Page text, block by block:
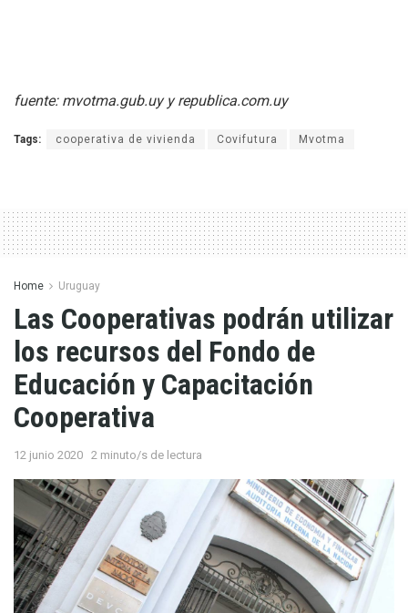
fuente: mvotma.gub.uy y republica.com.uy
Tags: cooperativa de vivienda Covifutura Mvotma
Home Uruguay
Las Cooperativas podrán utilizar
los recursos del Fondo de
Educación y Capacitación
Cooperativa
12 junio 2020 2 minuto/s de lectura